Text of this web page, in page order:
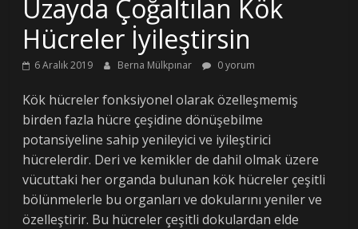
Uzayda Çoğaltılan Kök
Hücreler İyileştirsin
6 Aralık 2019 Berna Mülkpınar 0 yorum
Kök hücreler fonksiyonel olarak özelleşmemiş
birden fazla hücre çeşidine dönüşebilme
potansiyeline sahip yenileyici ve iyileştirici
hücrelerdir. Deri ve kemikler de dahil olmak üzere
vücuttaki her organda bulunan kök hücreler çeşitli
bölünmelerle bu organları ve dokularını yeniler ve
özelleştirir. Bu hücreler çeşitli dokulardan elde